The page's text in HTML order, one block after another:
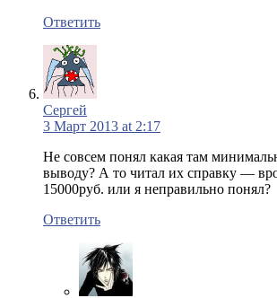
Ответить
Сергей
3 Март 2013 at 2:17
Не совсем понял какая там
выводу? А то читал их справку —
15000руб. или я неправильно понял?
Ответить